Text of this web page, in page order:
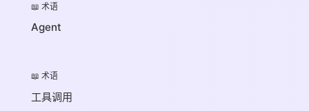
📖 术语
Agent
📖 术语
工具调用